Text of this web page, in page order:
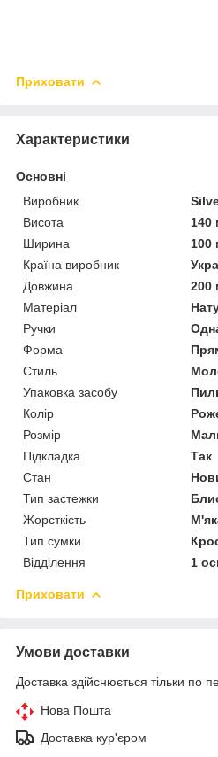
Приховати
Характеристики
Основні
Виробник
Висота
140
Ширина
100
Країна виробник
Довжина
200
Матеріал
Ручки
Форма
Стиль
Упаковка засобу
Колір
Розмір
Підкладка
Так
Стан
Тип застежки
Жорсткість
Тип сумки
Відділення
1
Приховати
Умови доставки
Доставка здійснюється тільки по
Нова Пошта
Доставка кур'єром